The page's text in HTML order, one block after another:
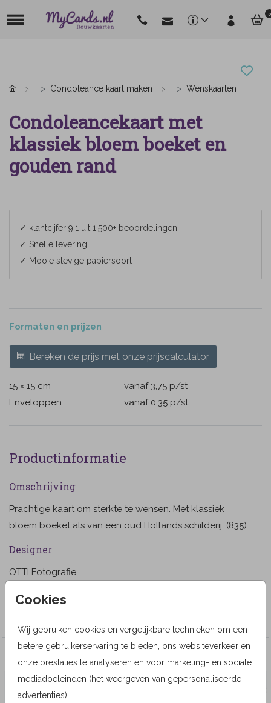
0
Cookies
Wij gebruiken cookies en vergelijkbare technieken om een
betere gebruikerservaring te bieden, ons websiteverkeer en
onze prestaties te analyseren en voor marketing- en sociale
mediadoeleinden (het weergeven van gepersonaliseerde
advertenties).
Condoleance kaart maken Wenskaarten
Condoleancekaart met
klassiek bloem boeket en
gouden rand
✓ klantcijfer 9.1 uit 1.500+ beoordelingen
✓ Snelle levering
✓ Mooie stevige papiersoort
Formaten en prijzen
Bereken de prijs met onze prijscalculator
15 × 15 cm vanaf 3,75 p/st
Enveloppen
vanaf 0,35 p/st
Productinformatie
Omschrijving
Prachtige kaart om sterkte te wensen. Met klassiek
bloem boeket als van een oud Hollands schilderij. (835)
Designer
OTTI Fotografie
Collectie
Veel gekozen producten